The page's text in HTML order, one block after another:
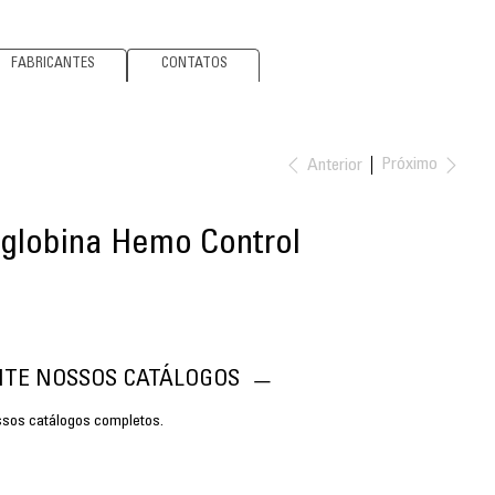
FABRICANTES CONTATOS
Anterior Próximo
Hemo Control
NOSSOS CATÁLOGOS
catálogos completos.